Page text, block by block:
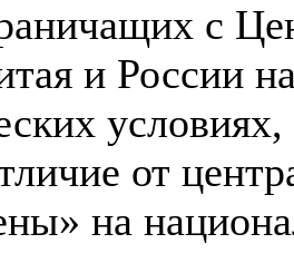
с
и России
от
на